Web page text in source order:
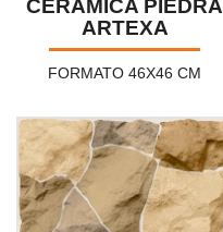
CERÁMICA PIEDRA
ARTEXA
FORMATO 46X46 CM